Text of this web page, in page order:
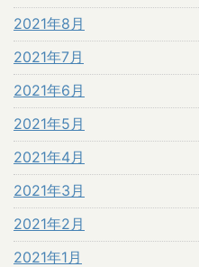
2021年8月
2021年7月
2021年6月
2021年5月
2021年4月
2021年3月
2021年2月
2021年1月